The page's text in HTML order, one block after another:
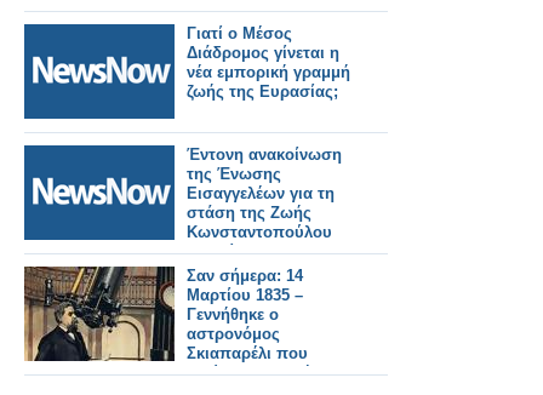
Γιατί ο Μέσος
Διάδρομος γίνεται η
νέα εμπορική γραμμή
ζωής της Ευρασίας;
Έντονη ανακοίνωση
της Ένωσης
Εισαγγελέων για τη
στάση της Ζωής
Κωνσταντοπούλου
στη δίκη για το
δυστύχημα των
Τεμπών
Σαν σήμερα: 14
Μαρτίου 1835 –
Γεννήθηκε ο
αστρονόμος
Σκιαπαρέλι που
πρώτος υποστήριξε